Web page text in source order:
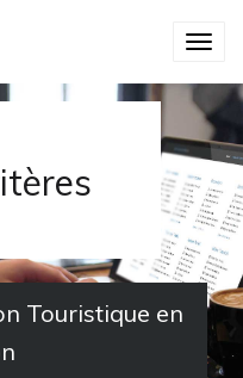
T
o
g
g
l
e
n
a
Touristique en